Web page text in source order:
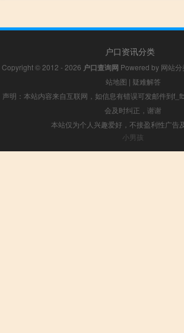
户口资讯分类
Copyright © 2012 - 2026 户口查询网 Powered by 网站
站地图 | 疑难解答
声明：本站内容来自互联网，如信息有错误可发邮件到
会及时纠正，谢谢
本站仅为个人兴趣爱好，不接盈利性广告
小男孩